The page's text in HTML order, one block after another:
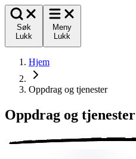
Søk
Lukk
Meny
Lukk
Hjem
Oppdrag og tjenester
Oppdrag og tjenester